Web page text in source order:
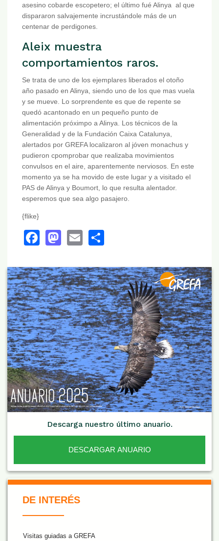
asesino cobarde escopetero; el último fué Alinya al que
dispararon salvajemente incrustándole más de un
centenar de perdigones.
Aleix muestra
comportamientos raros.
Se trata de uno de los ejemplares liberados el otoño
año pasado en Alinya, siendo uno de los que mas vuela
y se mueve. Lo sorprendente es que de repente se
quedó acantonado en un pequeño punto de
alimentación próximpo a Alinya. Los técnicos de la
Generalidad y de la Fundación Caixa Catalunya,
alertados por GREFA localizaron al jóven monachus y
pudieron cpomprobar que realizaba movimientos
convulsos en el aire, aparentemente nerviosos. En este
momento ya se ha movido de este lugar y a visitado el
PAS de Alinya y Boumort, lo que resulta alentador.
esperemos que sea algo pasajero.
{flike}
Facebook
Mastodon
Email
Descarga nuestro último anuario.
DESCARGAR ANUARIO
De Interés NARANJA
DE INTERÉS
Visitas guiadas a GREFA